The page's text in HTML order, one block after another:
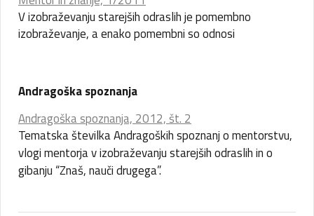
V izobraževanju starejših odraslih je pomembno
izobraževanje, a enako pomembni so odnosi
Andragoška spoznanja
Andragoška spoznanja, 2012, št. 2
Tematska številka Andragoških spoznanj o mentorstvu,
vlogi mentorja v izobraževanju starejših odraslih in o
gibanju “Znaš, nauči drugega”.